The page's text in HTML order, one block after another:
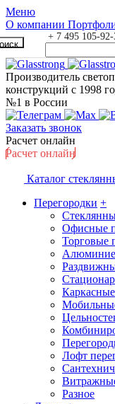
Меню
О компании
+ 7 495 105-92-
Производитель
конструкций с 1998
№1 в России
Заказать звонок
Расчет онлайн
Расчет онлайн
Каталог
Перегородки +
Офисные
Торговые
Лофт
Разное